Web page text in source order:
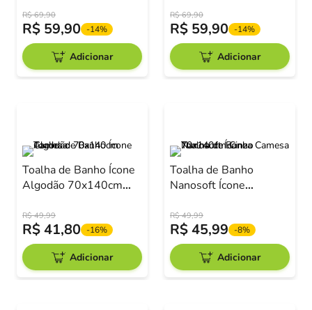
R$ 69,90
R$ 59,90 -14%
Adicionar
R$ 69,90
R$ 59,90 -14%
Adicionar
Toalha de Banho Ícone
Algodão 70x140cm
R$ 49,99
R$41,80 -16%
Adicionar
Toalha de Banho
Nanosoft Ícone
Camesa
R$ 49,99
R$45,99 -8%
Adicionar